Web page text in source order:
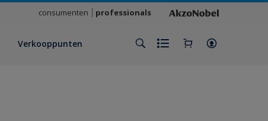
consumenten professionals
Verkooppunten